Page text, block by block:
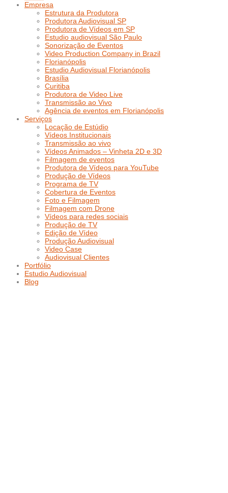
Empresa
Estrutura da Produtora
Produtora Audiovisual SP
Produtora de Vídeos em SP
Estudio audiovisual São Paulo
Sonorização de Eventos
Video Production Company in Brazil
Florianópolis
Estudio Audiovisual Florianópolis
Brasília
Curitiba
Produtora de Video Live
Transmissão ao Vivo
Agência de eventos em Florianópolis
Serviços
Locação de Estúdio
Vídeos Institucionais
Transmissão ao vivo
Vídeos Animados – Vinheta 2D e 3D
Filmagem de eventos
Produtora de Vídeos para YouTube
Produção de Vídeos
Programa de TV
Cobertura de Eventos
Foto e Filmagem
Filmagem com Drone
Vídeos para redes sociais
Produção de TV
Edição de Vídeo
Produção Audiovisual
Video Case
Audiovisual Clientes
Portfólio
Estudio Audiovisual
Blog